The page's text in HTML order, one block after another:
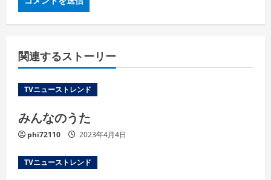
関連するストーリー
TVニューストレンド
みんなのうた
phi72110 2023年4月4日
TVニューストレンド